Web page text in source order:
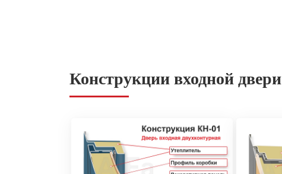
Конструкции входной двери